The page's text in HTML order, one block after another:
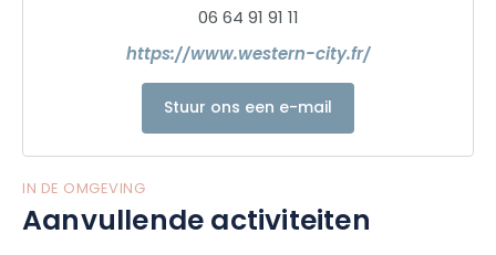
06 64 91 91 11
https://www.western-city.fr/
Stuur ons een e-mail
IN DE OMGEVING
Aanvullende activiteiten